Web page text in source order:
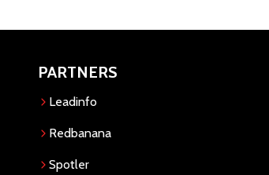
PARTNERS
Leadinfo
Redbanana
Spotler